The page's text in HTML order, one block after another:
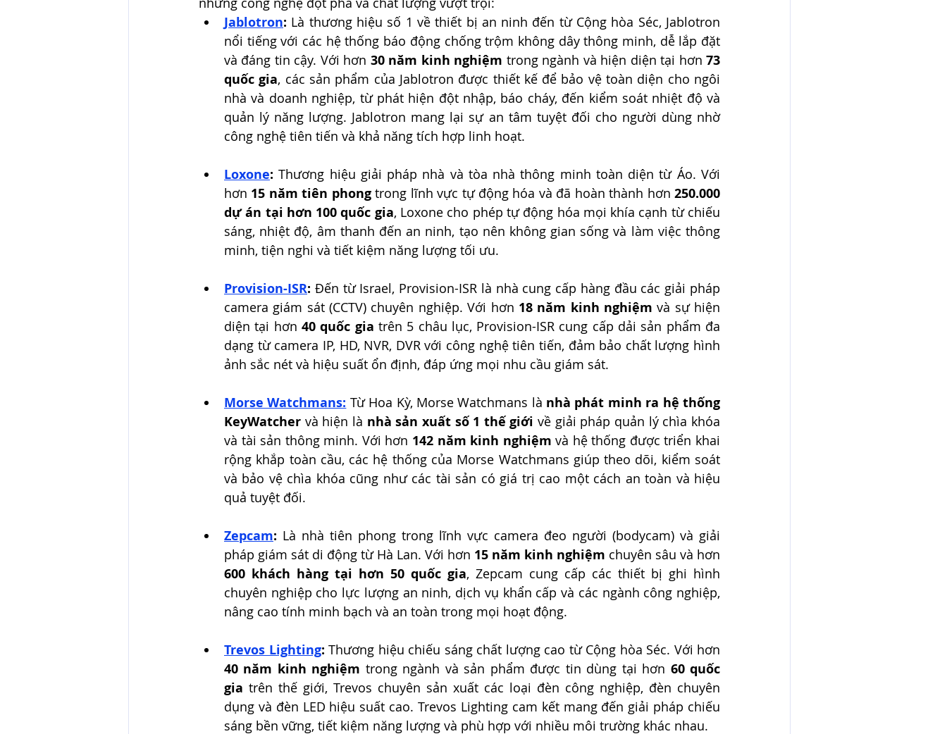
Jablotron: Là thương hiệu số 1 về thiết bị an ninh đến từ Cộng hòa Séc, Jablotron
nổi tiếng với các hệ thống báo động chống trộm không dây thông minh, dễ lắp đặt
và đáng tin cậy. Với hơn 30 năm kinh nghiệm trong ngành và hiện diện tại hơn 73
quốc gia, các sản phẩm của Jablotron được thiết kế để bảo vệ toàn diện cho ngôi
nhà và doanh nghiệp, từ phát hiện đột nhập, báo cháy, đến kiểm soát nhiệt độ và
quản lý năng lượng. Jablotron mang lại sự an tâm tuyệt đối cho người dùng nhờ
công nghệ tiên tiến và khả năng tích hợp linh hoạt.
Loxone: Thương hiệu giải pháp nhà và tòa nhà thông minh toàn diện từ Áo. Với
hơn 15 năm tiên phong trong lĩnh vực tự động hóa và đã hoàn thành hơn 250.000
dự án tại hơn 100 quốc gia, Loxone cho phép tự động hóa mọi khía cạnh từ chiếu
sáng, nhiệt độ, âm thanh đến an ninh, tạo nên không gian sống và làm việc thông
minh, tiện nghi và tiết kiệm năng lượng tối ưu.
Provision-ISR: Đến từ Israel, Provision-ISR là nhà cung cấp hàng đầu các giải pháp
camera giám sát (CCTV) chuyên nghiệp. Với hơn 18 năm kinh nghiệm và sự hiện
diện tại hơn 40 quốc gia trên 5 châu lục, Provision-ISR cung cấp dải sản phẩm đa
dạng từ camera IP, HD, NVR, DVR với công nghệ tiên tiến, đảm bảo chất lượng hình
ảnh sắc nét và hiệu suất ổn định, đáp ứng mọi nhu cầu giám sát.
Morse Watchmans: Từ Hoa Kỳ, Morse Watchmans là nhà phát minh ra hệ thống
KeyWatcher và hiện là nhà sản xuất số 1 thế giới về giải pháp quản lý chìa khóa
và tài sản thông minh. Với hơn 142 năm kinh nghiệm và hệ thống được triển khai
rộng khắp toàn cầu, các hệ thống của Morse Watchmans giúp theo dõi, kiểm soát
và bảo vệ chìa khóa cũng như các tài sản có giá trị cao một cách an toàn và hiệu
quả tuyệt đối.
Zepcam: Là nhà tiên phong trong lĩnh vực camera đeo người (bodycam) và giải
pháp giám sát di động từ Hà Lan. Với hơn 15 năm kinh nghiệm
600 khách hàng tại hơn 50 quốc gia, Zepcam cung cấp các thiết bị ghi hình
chuyên nghiệp cho lực lượng an ninh, dịch vụ khẩn cấp và các ngành công nghiệp,
nâng cao tính minh bạch và an toàn trong mọi hoạt động.
Trevos Lighting:
40 năm kinh nghiệm trong ngành và sản phẩm được tin dùng tại hơn 60 quốc
gia trên thế giới, Trevos chuyên sản xuất các loại đèn công nghiệp, đèn chuyên
dụng và đèn LED hiệu suất cao. Trevos Lighting cam kết mang đến giải pháp chiếu
sáng bền vững, tiết kiệm năng lượng và phù hợp với nhiều môi trường khác nhau.